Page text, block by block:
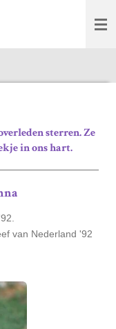
sterren. Ze
in ons hart.
van Nederland '92